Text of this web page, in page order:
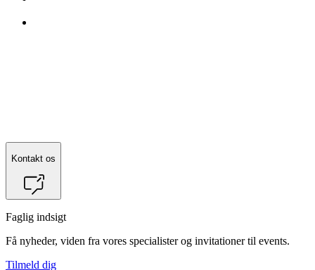
Kontakt os
Faglig indsigt
Få nyheder, viden fra vores specialister og invitationer til events.
Tilmeld dig